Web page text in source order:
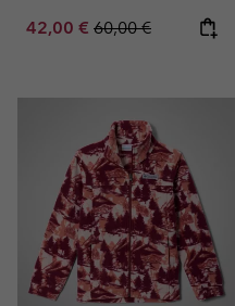
Sale price:
42,00 € Regular price:
60,00 €